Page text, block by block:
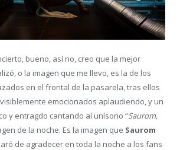
bueno, así no, creo que la mejor
o la imagen que me llevo, es la de los
en el frontal de la pasarela, tras ellos
emocionados aplaudiendo, y un
y entragdo cantando al unísono “Saurom,
de la noche. Es la imagen que Saurom
de agradecer en toda la noche a los fans